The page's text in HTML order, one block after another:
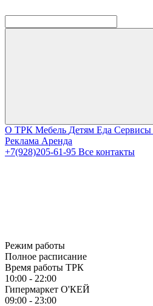
О ТРК Мебель Детям Еда Сервисы
Реклама Аренда
+7(928)205-61-95 Все контакты
Режим работы
Полное расписание
Время работы ТРК
10:00 - 22:00
Гипермаркет О'КЕЙ
09:00 - 23:00